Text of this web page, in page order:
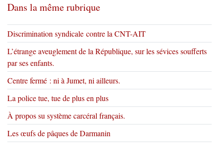
Dans la même rubrique
Discrimination syndicale contre la CNT-AIT
L’étrange aveuglement de la République, sur les sévices soufferts
par ses enfants.
Centre fermé : ni à Jumet, ni ailleurs.
La police tue, tue de plus en plus
À propos su système carcéral français.
Les œufs de pâques de Darmanin